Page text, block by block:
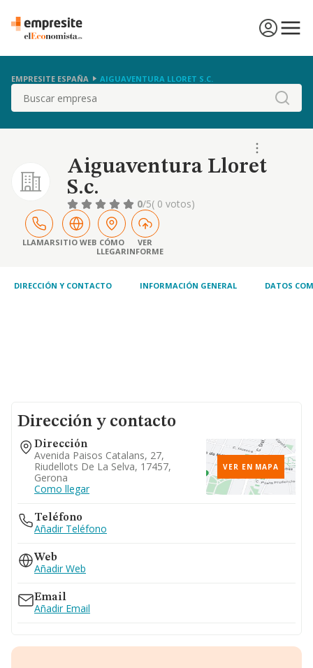
EMPRESITE ESPAÑA AIGUAVENTURA LLORET S.C.
Buscar
Aiguaventura Lloret
S.c.
0/5( 0 votos)
LLAMARSITIO WEB CÓMO
LLEGAR
VER
INFORME
DIRECCIÓN Y CONTACTO INFORMACIÓN GENERAL DATOS
Dirección y contacto
Dirección
Avenida Paisos Catalans, 27,
Riudellots De La Selva, 17457,
Gerona
Como llegar
VER EN MAPA
Teléfono
Añadir Teléfono
Web
Añadir Web
Email
Añadir Email